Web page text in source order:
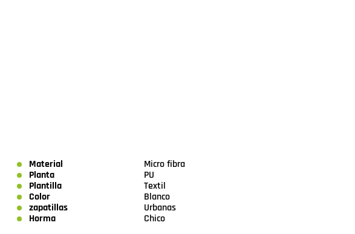
Material
Micro fibra
Planta
PU
Plantilla
Textil
Color
Blanco
zapatillas
Urbanas
Horma
Chico